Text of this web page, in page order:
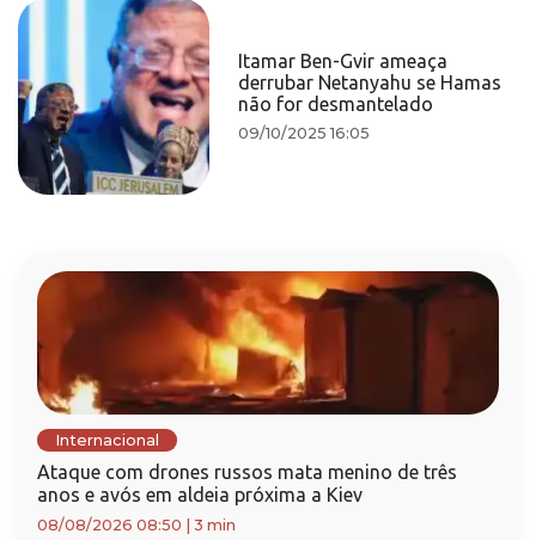
Itamar Ben-Gvir ameaça
derrubar Netanyahu se Hamas
não for desmantelado
09/10/2025 16:05
Internacional
Ataque com drones russos mata menino de três
anos e avós em aldeia próxima a Kiev
08/08/2026 08:50 3 min